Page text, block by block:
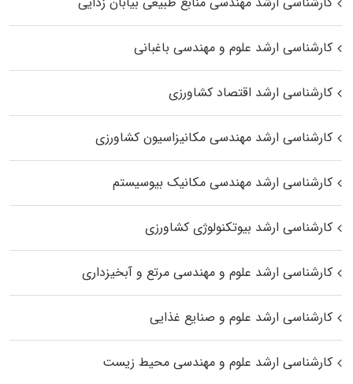
کارشناسی ارشد علوم و مهندسی باغبانی
کارشناسی ارشد اقتصاد کشاورزی
کارشناسی ارشد مهندسی مکانیزاسیون کشاورزی
کارشناسی ارشد مهندسی مکانیک بیوسیستم
کارشناسی ارشد بیوتکنولوژی کشاورزی
کارشناسی ارشد علوم و مهندسی مرتع و آبخیزداری
کارشناسی ارشد علوم و صنایع غذایی
کارشناسی ارشد علوم و مهندسی محیط زیست